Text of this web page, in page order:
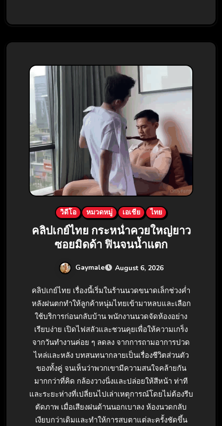
วิดีโอ หมวดหมู่ เอเชีย ไทย
คลิปเกย์ไทย กระหน่ำควยใหญ่ยาว
ซอยมิดด้า ฟินจนน้ำแตก
Gaymale August 6, 2026
คลิปเกย์ไทย เรื่องนี้เริ่มในร้านนวดขนาดเล็กช่วงค่ำ
หลังฝนตกทำให้ลูกค้าหนุ่มไทยเข้ามาหลบและเลือก
ใช้บริการก่อนกลับบ้าน พนักงานนวดจัดห้องอย่าง
เรียบง่าย เปิดไฟสลัวและชวนคุยเพื่อให้ความเกร็ง
จากวันทำงานค่อย ๆ ลดลง จากการถามอาการปวด
ไหล่และหลัง บทสนทนากลายเป็นเรื่องชีวิตส่วนตัว
ของทั้งคู่ จนเห็นว่าพวกเขามีความสนใจคล้ายกัน
มากกว่าที่คิด กล้องวางนิ่งและปล่อยให้สีหน้า ท่าที
และระยะห่างที่เปลี่ยนไปเล่าเหตุการณ์โดยไม่ต้องรีบ
ตัดภาพ เมื่อเสียงฝนด้านนอกเบาลง ห้องนวดกลับ
เงียบกว่าเดิมและทำให้การสบตาแต่ละครั้งชัดขึ้น